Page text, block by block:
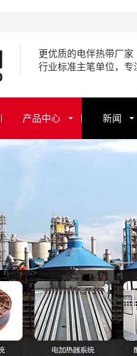
更优质的电伴热带厂家
行业标准主笔单位，
产品中心 新闻